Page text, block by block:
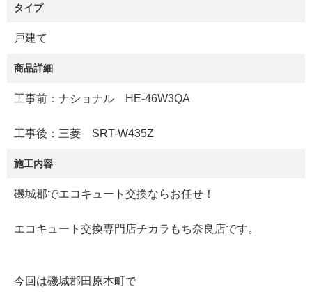
タイプ
戸建て
商品詳細
工事前：ナショナル HE-46W3QA
工事後：三菱 SRT-W435Z
施工内容
磯城郡でエコキュート交換ならお任せ！
エコキュート交換専門店チカラもち奈良店です。
今回は磯城郡田原本町で